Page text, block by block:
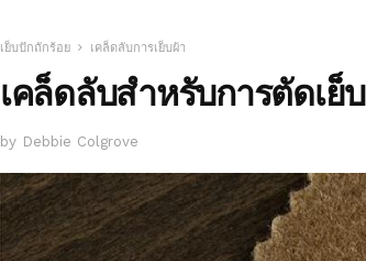
เย็บปักถักร้อย เคล็ดลับการเย็บผ้า
เคล็ดลับสำหรับการตัดเย็บ
by Debbie Colgrove